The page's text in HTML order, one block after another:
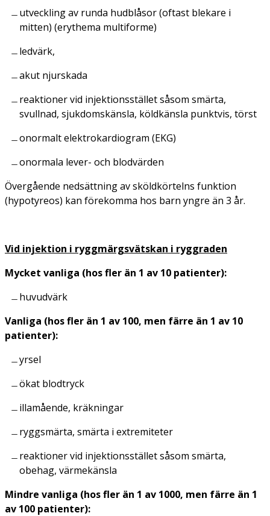
utveckling av runda hudblåsor (oftast blekare i
mitten) (erythema multiforme)
ledvärk,
akut njurskada
reaktioner vid injektionsstället såsom smärta,
svullnad, sjukdomskänsla, köldkänsla punktvis, törst
onormalt elektrokardiogram (EKG)
onormala lever- och blodvärden
Övergående nedsättning av sköldkörtelns funktion
(hypotyreos) kan förekomma hos barn yngre än 3 år.
Vid injektion i ryggmärgsvätskan i ryggraden
Mycket vanliga (hos fler än 1 av 10 patienter):
huvudvärk
Vanliga (hos fler än 1 av 100, men färre än 1 av 10
patienter):
yrsel
ökat blodtryck
illamående, kräkningar
ryggsmärta, smärta i extremiteter
reaktioner vid injektionsstället såsom smärta,
obehag, värmekänsla
Mindre vanliga (hos fler än 1 av 1000, men färre än 1
av 100 patienter):